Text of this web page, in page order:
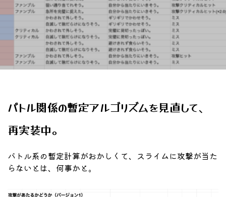
バトル関係の暫定アルゴリズムを見直して、
再実装中。
バトル系の暫定計算がおかしくて、スライムに攻撃が当た
らないとは、何事かと。